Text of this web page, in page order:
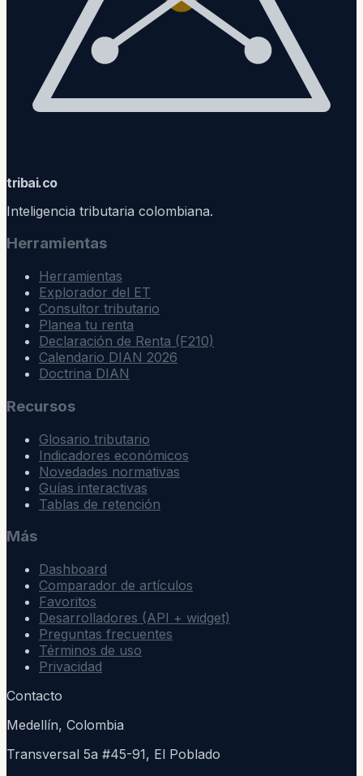
tribai.co
Inteligencia tributaria colombiana.
Herramientas
Herramientas
Explorador del ET
Consultor tributario
Planea tu renta
Declaración de Renta (F210)
Calendario DIAN 2026
Doctrina DIAN
Recursos
Glosario tributario
Indicadores económicos
Novedades normativas
Guías interactivas
Tablas de retención
Más
Dashboard
Comparador de artículos
Favoritos
Desarrolladores (API + widget)
Preguntas frecuentes
Términos de uso
Privacidad
Contacto
Medellín, Colombia
Transversal 5a #45-91, El Poblado